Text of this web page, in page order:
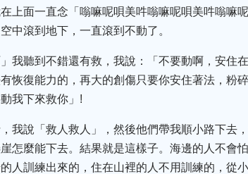
上面一直念「嗡嘛呢唄美吽嗡嘛呢唄美吽嗡嘛
中滾到地下，一直滾到不動了。
我聽到不錯還有救，我說：「不要動啊，安住
恢復能力的，再大的創傷只要你安住著法，粉
我下來救你」!
我說「救人救人」，然後他們帶我順小路下去
怎麼能下去。結果就是這樣子。海邊的人不會
人訓練出來的，住在山裡的人不用訓練的，從